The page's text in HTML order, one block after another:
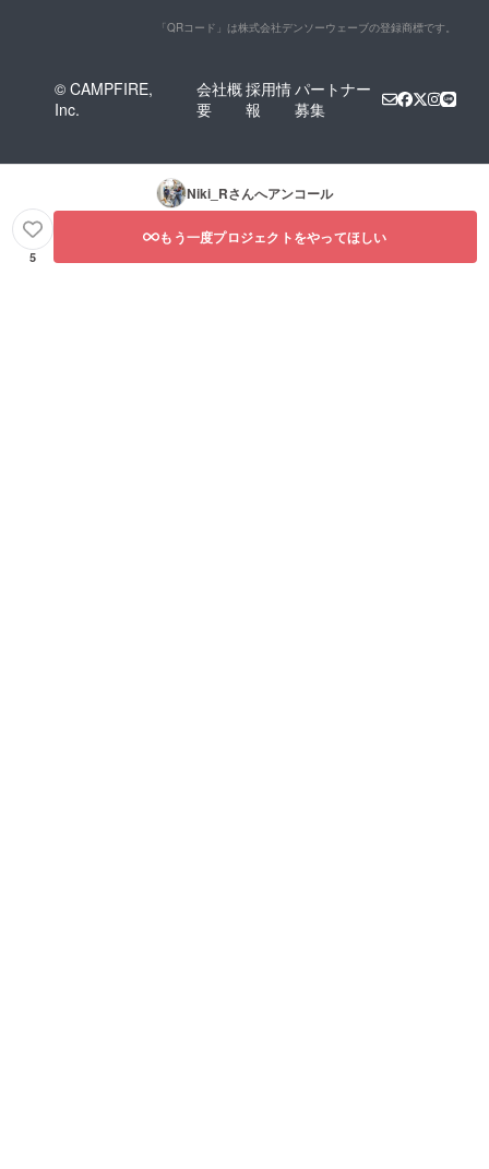
「QRコード」は株式会社デンソーウェーブの登録商標です。
© CAMPFIRE,
Inc.
会社概
要
採用情
報
パートナー
募集
Niki_Rさんへアンコール
5
もう一度プロジェクトをやってほしい